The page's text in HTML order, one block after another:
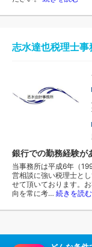
志水達也税理士事
銀行での勤務経験が
当事務所は平成6年（
営相談に強い税理士と
せて頂いております。
向を常に考… 続きを読む